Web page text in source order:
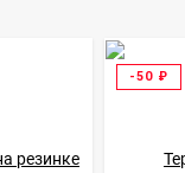
-50 ₽